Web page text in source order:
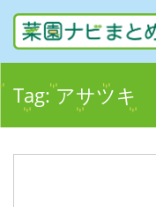
Tag:アサツキ